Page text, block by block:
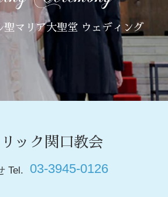
聖マリア大聖堂 ウェディング
ック関口教会
Tel. 03-3945-0126